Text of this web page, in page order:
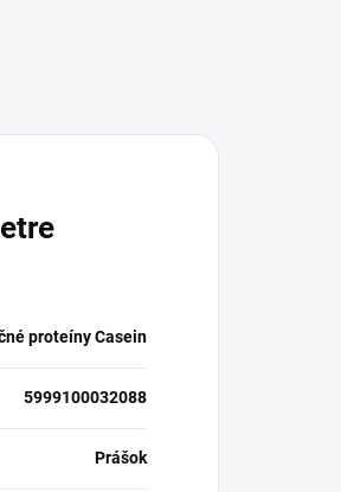
proteíny Casein
5999100032088
Prášok